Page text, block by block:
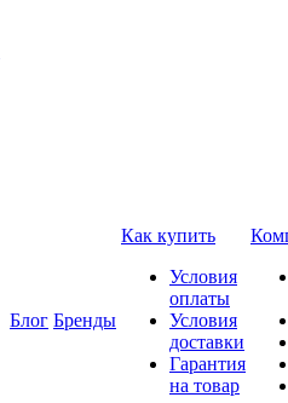
Блог Бренды
Как купить
Условия
оплаты
Условия
доставки
Гарантия
на товар